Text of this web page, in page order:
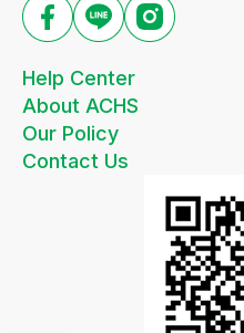
Help Center
About ACHS
Our Policy
Contact Us